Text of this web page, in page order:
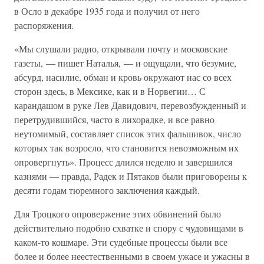
в Осло в декабре 1935 года и получил от него
распоряжения.
«Мы слушали радио, открывали почту и московские
газеты, — пишет Наталья, — и ощущали, что безумие,
абсурд, насилие, обман и кровь окружают нас со всех
сторон здесь, в Мексике, как и в Норвегии… С
карандашом в руке Лев Давидович, перевозбужденный и
перетрудившийся, часто в лихорадке, и все равно
неутомимый, составляет список этих фальшивок, число
которых так возросло, что становится невозможным их
опровергнуть». Процесс длился неделю и завершился
казнями — правда, Радек и Пятаков были приговорены к
десяти годам тюремного заключения каждый.
Для Троцкого опровержение этих обвинений было
действительно подобно схватке и спору с чудовищами в
каком-то кошмаре. Эти судебные процессы были все
более и более неестественными в своем ужасе и ужасны в